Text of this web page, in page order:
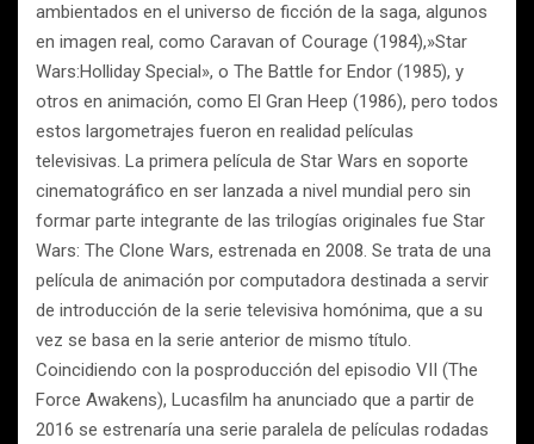
ambientados en el universo de ficción de la saga, algunos
en imagen real, como Caravan of Courage (1984),»Star
Wars:Holliday Special», o The Battle for Endor (1985), y
otros en animación, como El Gran Heep (1986), pero todos
estos largometrajes fueron en realidad películas
televisivas. La primera película de Star Wars en soporte
cinematográfico en ser lanzada a nivel mundial pero sin
formar parte integrante de las trilogías originales fue Star
Wars: The Clone Wars, estrenada en 2008. Se trata de una
película de animación por computadora destinada a servir
de introducción de la serie televisiva homónima, que a su
vez se basa en la serie anterior de mismo título.
Coincidiendo con la posproducción del episodio VII (The
Force Awakens), Lucasfilm ha anunciado que a partir de
2016 se estrenaría una serie paralela de películas rodadas